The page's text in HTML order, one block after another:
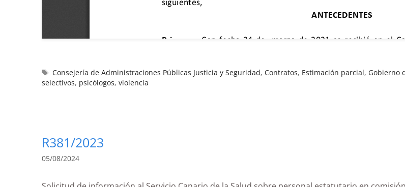
Consejería de Administraciones Públicas Justicia y Seguridad,Contratos, Estimación parcial, Gobierno
selectivos, psicólogos, violencia
R381/2023
05/08/2024